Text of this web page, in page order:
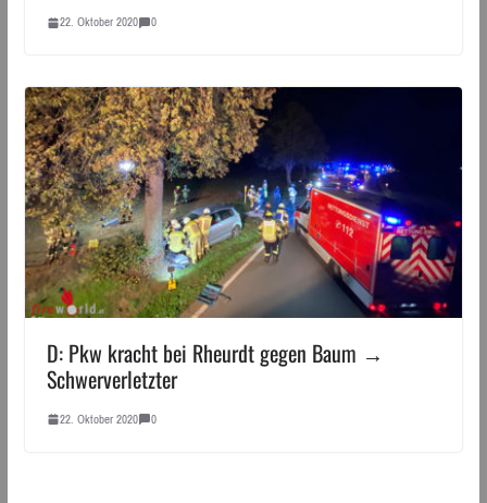
22. Oktober 2020 0
D: Pkw kracht bei Rheurdt gegen Baum →
Schwerverletzter
22. Oktober 2020 0